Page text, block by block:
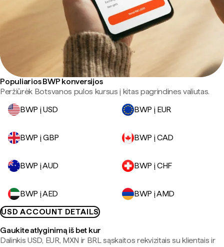
Populiarios BWP konversijos
Peržiūrėk Botsvanos pulos kursus į kitas pagrindines valiutas.
BWP į USD
BWP į EUR
BWP į GBP BWP į CAD
BWP į AUD BWP į CHF
BWP į AED
BWP į AMD
USD ACCOUNT DETAILS
Gaukite atlyginimą iš bet kur
Dalinkis USD, EUR, MXN ir BRL sąskaitos rekvizitais su klientais ir